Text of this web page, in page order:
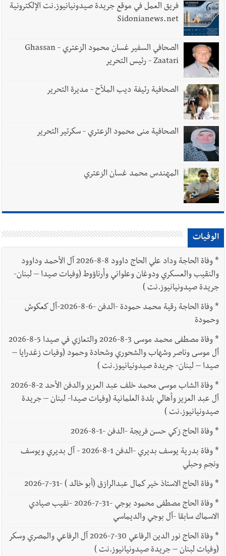
فريق العمل في موقع جريدة صيدونيانيوز.نت الإلكترونية
Sidonianews.net
الصحافي السفير غسان محمود الزعتري - Ghassan
Zaatari - رئيس التحرير
الصحافية رئيفة ديب الملاّح - مديرة التحرير
الصحافية منى محمود الزعتري - سكرتير التحرير
المهندس محمد غسان الزعتري
الوفيات
*
وفاة الحاجة وداد علي الحاج داوود 8-8-2026 آل الأحمد وداوود
والنقيب والعسكري ودوغان وعلواني وأرناؤوط (وفيات صيدا – لبنان-
جريدة صيدونيانيوز.نت )
*
وفاة الحاجة رقية محمد حمودة -الدفن -6-8-2026-آل كعكوش
وحمودة
*
وفاة مصطفى محمد موسى 3-8-2026 والتعازي في صيدا 5-8-2026
آل موسى وناصر وشهاب والشحوري وشحادة وحمود (وفيات زغدرايا –
صيدا – لبنان- جريدة صيدونيانيوز.نت )
*
وفاة الشاب موسى محمد خلف عبد العزيز والدفن الأحد 2-8-2026
آل عبد العزيز وأهالي بلدة العلمانية (وفيات صيدا- لبنان – جريدة
صيدونيانيوز.نت )
*وفاة الحاج زكي حسن فريجة -الدفن -1-8-2026
*
وفاة بدرية يوسف بديري -الدفن 1-8-2026 - آل بديري ويوسف
ونجم وحبلي
*وفاة الحاج الاستاذ خير كمال عبدالرازق (أبو خالد ) -31-7-2026
*
وفاة الحاج مصطفى محمود بوجي -31-7-2026 -نقيب صيادي
الاسماك سابقا -آل بوجي والديماسي
*
وفاة الحاج نور الدين الرفاعي 30-7-2026 آل الرفاعي والمصري وسكر
(وفيات لبنان – جريدة صيدونيانيوز.نت )